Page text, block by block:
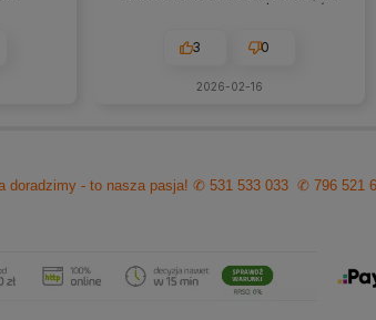
WARTO TUTAJ
3 0
2026-02-16
doradzimy - to nasza pasja!✆ 531 533 033 ✆ 796 521